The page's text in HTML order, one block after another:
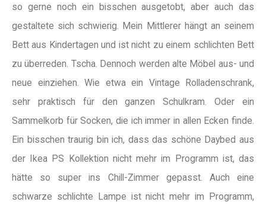
so gerne noch ein bisschen ausgetobt, aber auch das
gestaltete sich schwierig. Mein Mittlerer hängt an seinem
Bett aus Kindertagen und ist nicht zu einem schlichten Bett
zu überreden. Tscha. Dennoch werden alte Möbel aus- und
neue einziehen. Wie etwa ein Vintage Rolladenschrank,
sehr praktisch für den ganzen Schulkram. Oder ein
Sammelkorb für Socken, die ich immer in allen Ecken finde.
Ein bisschen traurig bin ich, dass das schöne Daybed aus
der Ikea PS Kollektion nicht mehr im Programm ist, das
hätte so super ins Chill-Zimmer gepasst. Auch eine
schwarze schlichte Lampe ist nicht mehr im Programm,